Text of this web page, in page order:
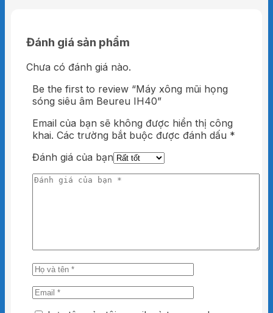
Đánh giá sản phẩm
Chưa có đánh giá nào.
Be the first to review “Máy xông mũi họng
sóng siêu âm Beureu IH40”
Email của bạn sẽ không được hiển thị công
khai. Các trường bắt buộc được đánh dấu *
Đánh giá của bạn